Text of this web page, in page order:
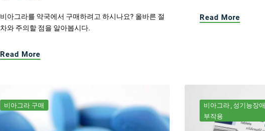
비아그라를 약국에서 구매하려고 하시나요? 올바른 절
차와 주의할 점을 알아봅시다.
Read More
Read More
비아그라 구매 비아그라 성기능장애
부작용